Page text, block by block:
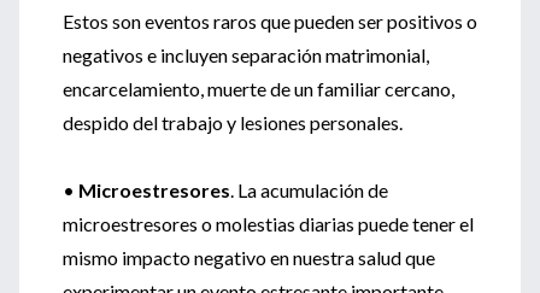
Estos son eventos raros que pueden ser positivos o
negativos e incluyen separación matrimonial,
encarcelamiento, muerte de un familiar cercano,
despido del trabajo y lesiones personales.
• Microestresores. La acumulación de
microestresores o molestias diarias puede tener el
mismo impacto negativo en nuestra salud que